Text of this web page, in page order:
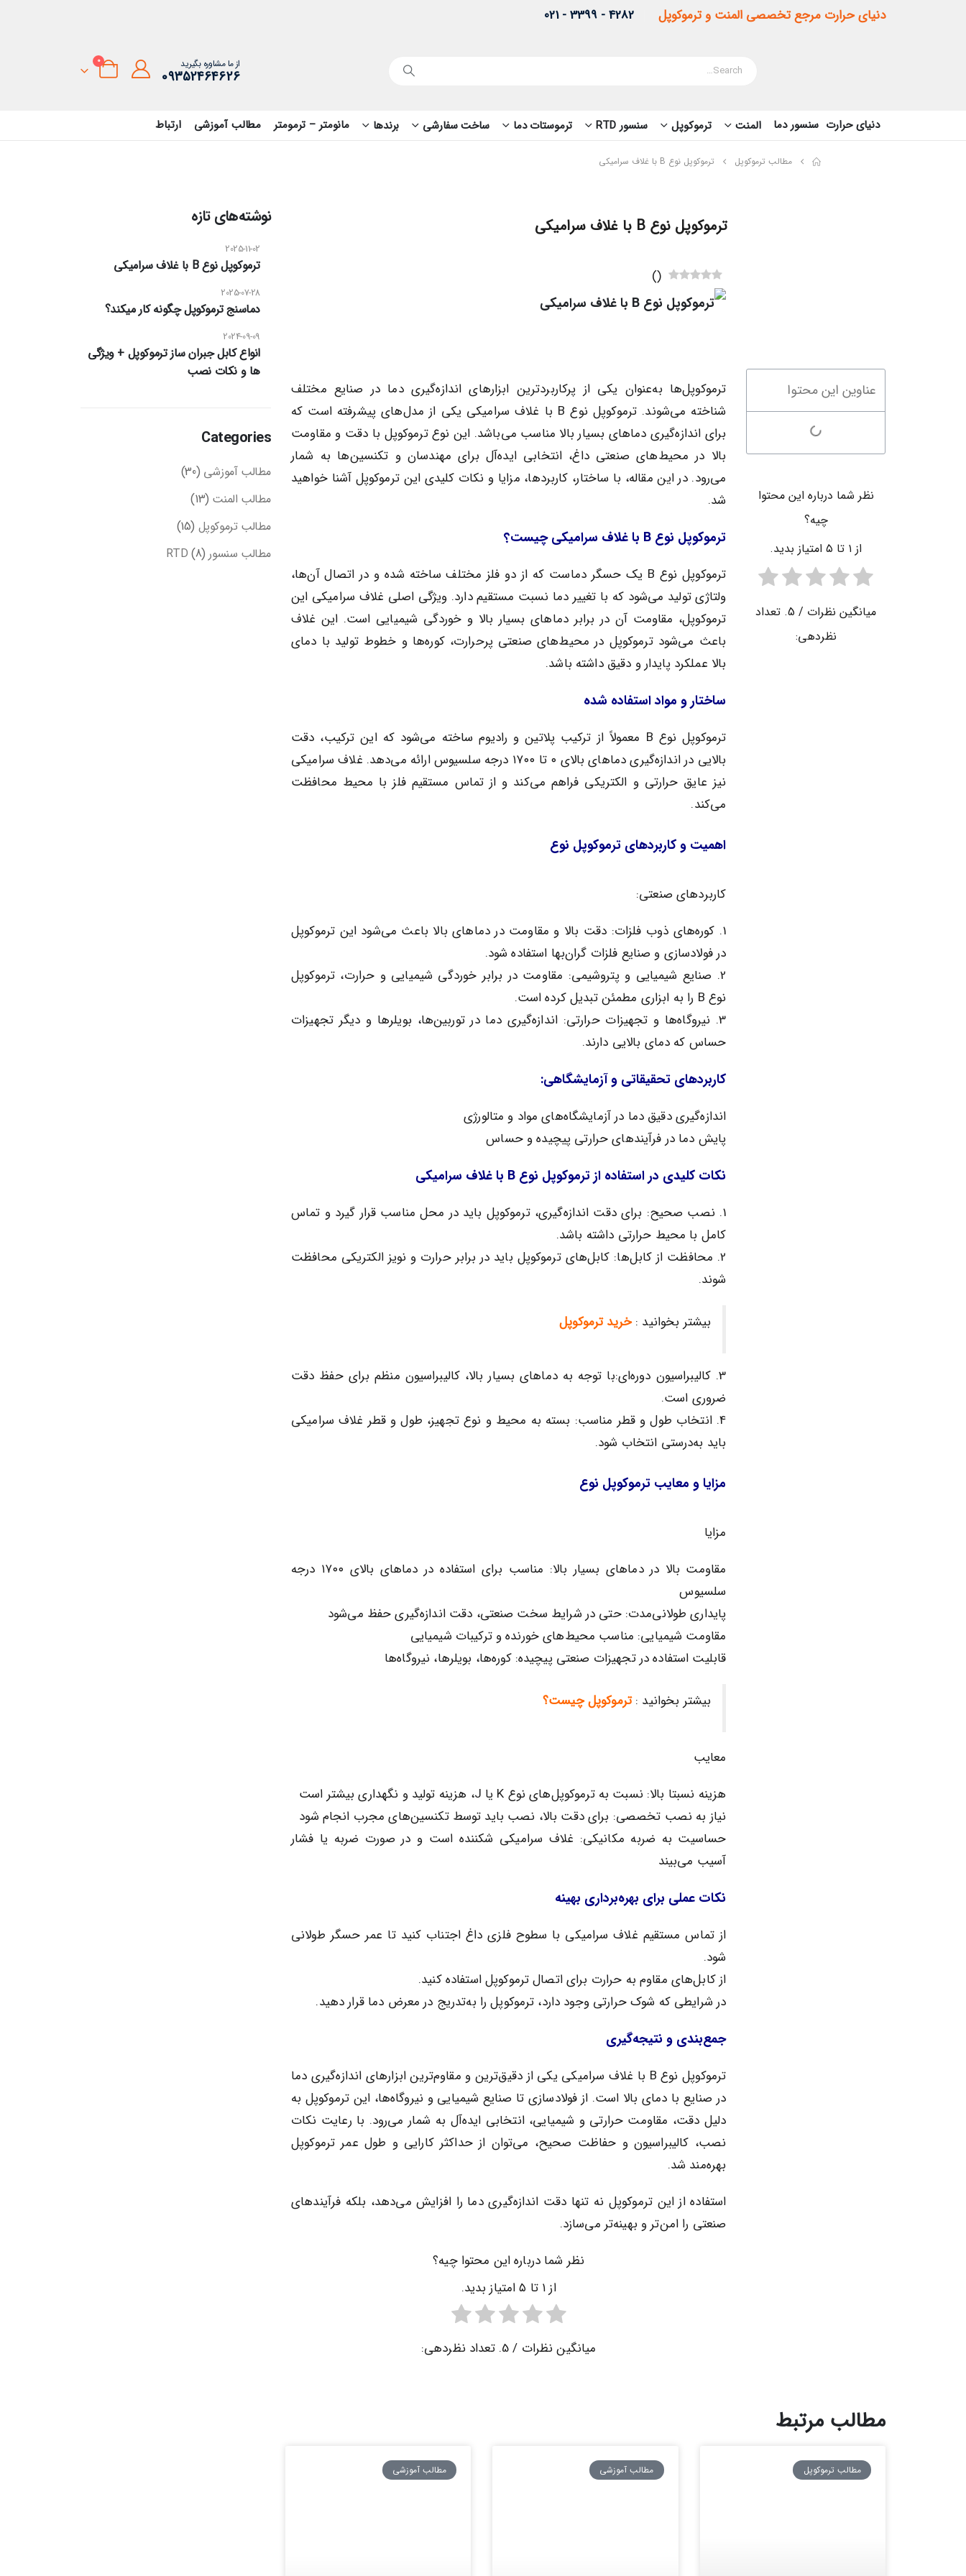
دنیای حرارت مرجع تخصصی المنت و ترموکوپل 4282 - 3399 - 021
از ما مشاوره بگیرید
09352464626
0
دنیای حرارت سنسور دما المنت ترموکوپل سنسور RTD ترموستات دما ساخت سفارشی برندها مانومتر – ترمومتر مطالب آموزشی ارتباط
مطالب ترموکوپل ترموکوپل نوع B با غلاف سرامیکی
عناوین این محتوا
نظر شما درباره این محتوا
چیه؟
از ۱ تا ۵ امتیاز بدید.
میانگین نظرات
/ 5. تعداد
نظردهی:
ترموکوپل نوع B با غلاف سرامیکی
(
)
ترموکوپل‌ها به‌عنوان یکی از پرکاربردترین ابزارهای اندازه‌گیری دما در صنایع مختلف
شناخته می‌شوند. ترموکوپل نوع B با غلاف سرامیکی یکی از مدل‌های پیشرفته است که
برای اندازه‌گیری دماهای بسیار بالا مناسب می‌باشد. این نوع ترموکوپل با دقت و مقاومت
بالا در محیط‌های صنعتی داغ، انتخابی ایده‌آل برای مهندسان و تکنسین‌ها به شمار
می‌رود. در این مقاله، با ساختار، کاربردها، مزایا و نکات کلیدی این ترموکوپل آشنا خواهید
شد.
ترموکوپل نوع B با غلاف سرامیکی چیست؟
ترموکوپل نوع B یک حسگر دماست که از دو فلز مختلف ساخته شده و در اتصال آن‌ها،
ولتاژی تولید می‌شود که با تغییر دما نسبت مستقیم دارد. ویژگی اصلی غلاف سرامیکی این
ترموکوپل، مقاومت آن در برابر دماهای بسیار بالا و خوردگی شیمیایی است. این غلاف
باعث می‌شود ترموکوپل در محیط‌های صنعتی پرحرارت، کوره‌ها و خطوط تولید با دمای
بالا عملکرد پایدار و دقیق داشته باشد.
ساختار و مواد استفاده شده
ترموکوپل نوع B معمولاً از ترکیب پلاتین و رادیوم ساخته می‌شود که این ترکیب، دقت
بالایی در اندازه‌گیری دماهای بالای ۰ تا ۱۷۰۰ درجه سلسیوس ارائه می‌دهد. غلاف سرامیکی
نیز عایق حرارتی و الکتریکی فراهم می‌کند و از تماس مستقیم فلز با محیط محافظت
می‌کند.
اهمیت و کاربردهای ترموکوپل نوع
کاربردهای صنعتی:
1. کوره‌های ذوب فلزات: دقت بالا و مقاومت در دماهای بالا باعث می‌شود این ترموکوپل
در فولادسازی و صنایع فلزات گران‌بها استفاده شود.
2. صنایع شیمیایی و پتروشیمی: مقاومت در برابر خوردگی شیمیایی و حرارت، ترموکوپل
نوع B را به ابزاری مطمئن تبدیل کرده است.
3. نیروگاه‌ها و تجهیزات حرارتی: اندازه‌گیری دما در توربین‌ها، بویلرها و دیگر تجهیزات
حساس که دمای بالایی دارند.
کاربردهای تحقیقاتی و آزمایشگاهی:
اندازه‌گیری دقیق دما در آزمایشگاه‌های مواد و متالورژی
پایش دما در فرآیندهای حرارتی پیچیده و حساس
نکات کلیدی در استفاده از ترموکوپل نوع B با غلاف سرامیکی
1. نصب صحیح: برای دقت اندازه‌گیری، ترموکوپل باید در محل مناسب قرار گیرد و تماس
کامل با محیط حرارتی داشته باشد.
2. محافظت از کابل‌ها: کابل‌های ترموکوپل باید در برابر حرارت و نویز الکتریکی محافظت
شوند.
بیشتر بخوانید :خرید ترموکوپل
3. کالیبراسیون دوره‌ای:با توجه به دماهای بسیار بالا، کالیبراسیون منظم برای حفظ دقت
ضروری است.
4. انتخاب طول و قطر مناسب: بسته به محیط و نوع تجهیز، طول و قطر غلاف سرامیکی
باید به‌درستی انتخاب شود.
مزایا و معایب ترموکوپل نوع
مزایا
مقاومت بالا در دماهای بسیار بالا: مناسب برای استفاده در دماهای بالای ۱۷۰۰ درجه
سلسیوس
پایداری طولانی‌مدت: حتی در شرایط سخت صنعتی، دقت اندازه‌گیری حفظ می‌شود
مقاومت شیمیایی: مناسب محیط‌های خورنده و ترکیبات شیمیایی
قابلیت استفاده در تجهیزات صنعتی پیچیده: کوره‌ها، بویلرها، نیروگاه‌ها
بیشتر بخوانید :ترموکوپل چیست؟
معایب
هزینه نسبتا بالا: نسبت به ترموکوپل‌های نوع K یا J، هزینه تولید و نگهداری بیشتر است
نیاز به نصب تخصصی: برای دقت بالا، نصب باید توسط تکنسین‌های مجرب انجام شود
حساسیت به ضربه مکانیکی: غلاف سرامیکی شکننده است و در صورت ضربه یا فشار
آسیب می‌بیند
نکات عملی برای بهره‌برداری بهینه
از تماس مستقیم غلاف سرامیکی با سطوح فلزی داغ اجتناب کنید تا عمر حسگر طولانی
شود.
از کابل‌های مقاوم به حرارت برای اتصال ترموکوپل استفاده کنید.
در شرایطی که شوک حرارتی وجود دارد، ترموکوپل را به‌تدریج در معرض دما قرار دهید.
جمع‌بندی و نتیجه‌گیری
ترموکوپل نوع B با غلاف سرامیکی یکی از دقیق‌ترین و مقاوم‌ترین ابزارهای اندازه‌گیری دما
در صنایع با دمای بالا است. از فولادسازی تا صنایع شیمیایی و نیروگاه‌ها، این ترموکوپل به
دلیل دقت، مقاومت حرارتی و شیمیایی، انتخابی ایده‌آل به شمار می‌رود. با رعایت نکات
نصب، کالیبراسیون و حفاظت صحیح، می‌توان از حداکثر کارایی و طول عمر ترموکوپل
بهره‌مند شد.
استفاده از این ترموکوپل نه تنها دقت اندازه‌گیری دما را افزایش می‌دهد، بلکه فرآیندهای
صنعتی را امن‌تر و بهینه‌تر می‌سازد.
نظر شما درباره این محتوا چیه؟
از ۱ تا ۵ امتیاز بدید.
میانگین نظرات / 5. تعداد نظردهی:
مطالب مرتبط
مطالب ترموکوپل مطالب آموزشی مطالب آموزشی
نوشته‌های تازه
ترموکوپل نوع B با غلاف سرامیکی
2025-11-02
دماسنج ترموکوپل چگونه کار میکند؟
2025-07-28
انواع کابل جبران ساز ترموکوپل + ویژگی
ها و نکات نصب
2024-09-09
Categories
مطالب آموزشی (30)
مطالب المنت (13)
مطالب ترموکوپل (15)
مطالب سنسور RTD (8)